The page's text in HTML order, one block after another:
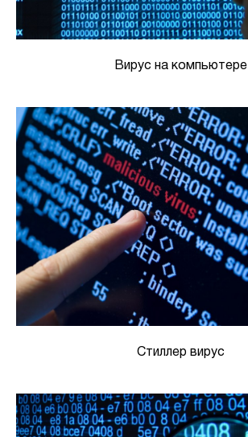
Вирус на компьютере
Стиллер вирус